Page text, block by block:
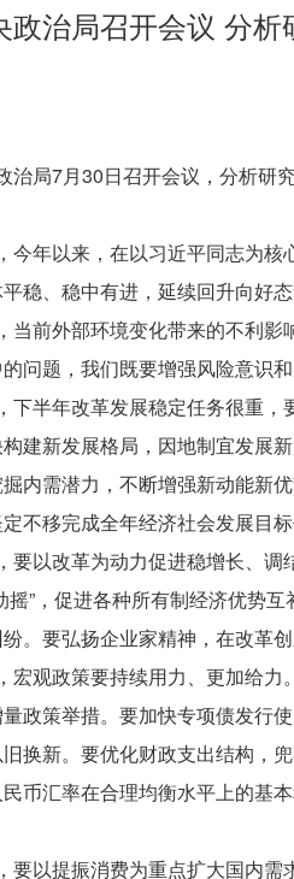
政治局召开会议 分
局7月30日召开会议，分析研
年以来，在以习近平同志为核
稳、稳中有进，延续回升向好
前外部环境变化带来的不利影
问题，我们既要增强风险意识
半年改革发展稳定任务很重，
建新发展格局，因地制宜发展
内需潜力，不断增强新动能新
不移完成全年经济社会发展目标
以改革为动力促进稳增长、调
摇”，促进各种所有制经济优势
。要弘扬企业家精神，在改革
观政策要持续用力、更加给力
政策举措。要加快专项债发行
换新。要优化财政支出结构，
币汇率在合理均衡水平上的基
以提振消费为重点扩大国内需